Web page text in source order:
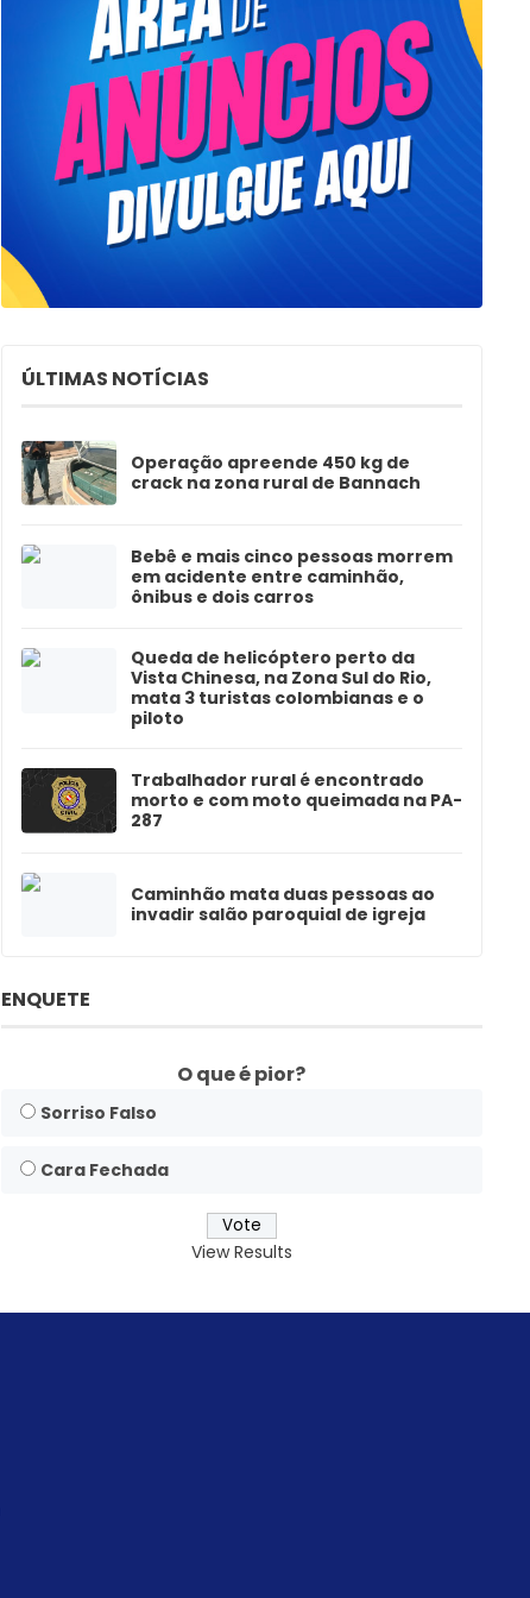
ÚLTIMAS NOTÍCIAS
Operação apreende 450 kg de
crack na zona rural de Bannach
Bebê e mais cinco pessoas morrem
em acidente entre caminhão,
ônibus e dois carros
Queda de helicóptero perto da
Vista Chinesa, na Zona Sul do Rio,
mata 3 turistas colombianas e o
piloto
Trabalhador rural é encontrado
morto e com moto queimada na PA-
287
Caminhão mata duas pessoas ao
invadir salão paroquial de igreja
ENQUETE
O que é pior?
Sorriso Falso
Cara Fechada
View Results